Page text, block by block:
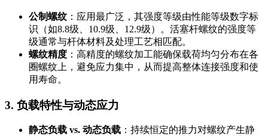
公制螺纹：应用最广泛，其强度等级由性能等级数字标
识（如8.8级、10.9级、12.9级）。活塞杆螺纹的强度等
级通常与杆体材料及处理工艺相匹配。
螺纹精度 ：高精度的螺纹加工能确保载荷均匀分布在各
圈螺纹上，避免应力集中，从而提高整体连接强度和使
用寿命。
3. 负载特性与动态应力
静态负载 vs. 动态负载 ：持续恒定的推力对螺纹产生静